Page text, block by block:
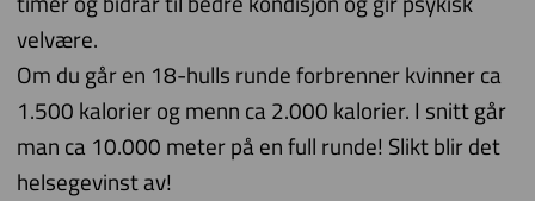
velvære.
Om du går en 18-hulls runde forbrenner kvinner ca
1.500 kalorier og menn ca 2.000 kalorier. I snitt går
man ca 10.000 meter på en full runde! Slikt blir det
helsegevinst av!